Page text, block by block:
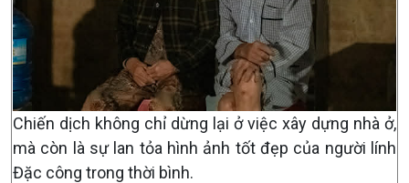
Chiến dịch không chỉ dừng lại ở việc xây dựng nhà ở,
mà còn là sự lan tỏa hình ảnh tốt đẹp của người lính
Đặc công trong thời bình.